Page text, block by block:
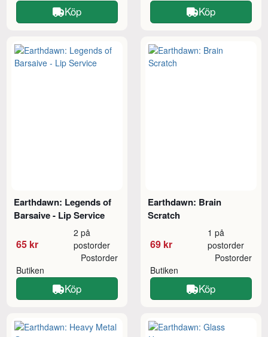
Köp Köp
Earthdawn: Legends of
Barsaive - Lip Service
65 kr
2 på
postorder
Butiken
Postorder
Köp
Earthdawn: Brain
Scratch
69 kr
1 på
postorder
Butiken
Postorder
Köp